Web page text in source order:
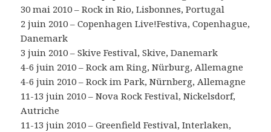
30 mai 2010 – Rock in Rio, Lisbonnes, Portugal
2 juin 2010 – Copenhagen Live!Festiva, Copenhague,
Danemark
3 juin 2010 – Skive Festival, Skive, Danemark
4-6 juin 2010 – Rock am Ring, Nürburg, Allemagne
4-6 juin 2010 – Rock im Park, Nürnberg, Allemagne
11-13 juin 2010 – Nova Rock Festival, Nickelsdorf,
Autriche
11-13 juin 2010 – Greenfield Festival, Interlaken,